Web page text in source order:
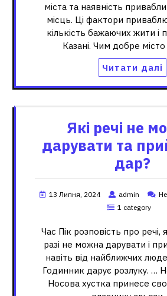
міста та наявність
місць. Ці фактори
кількість бажаючих жити і
Казані. Чим добре
Читати далі
Які речі не
дарувати та
дар?
13 Липня, 2024 admin
1 category
Час Пік розповість про речі,
разі не можна дарувати і
навіть від найближчих
Годинник дарує розлуку. …
Носова хустка принесе